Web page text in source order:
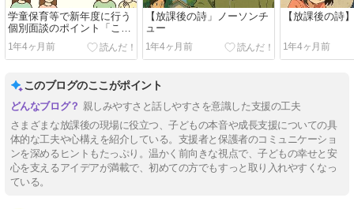
学童保育等で新年度に行う
個別面談のポイント「こど
もの課題や困り感を柔らか
い表現で伝えて保護者との
信頼関係を築く」【言い換
1年4ヶ月前
【放課後の詩」ノーソンチ
ュー
1年4ヶ月前
【放課後の詩
1年4ヶ月前
このブログのここがポイント
親しみやすさと話しやすさを意識した支援の工夫
さまざまな放課後の現場に役立つ、子どもの本音や成長支援についての具
体的な工夫や心構えを紹介している。支援者と保護者のコミュニケーショ
ンを深めるヒントもたっぷり。温かく前向きな視点で、子どもの幸せと安
心を支えるアイデアが満載で、初めての方でもすっと取り入れやすくなっ
ている。